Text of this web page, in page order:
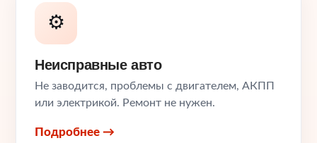
⚙️
Неисправные авто
Не заводится, проблемы с двигателем, АКПП
или электрикой. Ремонт не нужен.
Подробнее →